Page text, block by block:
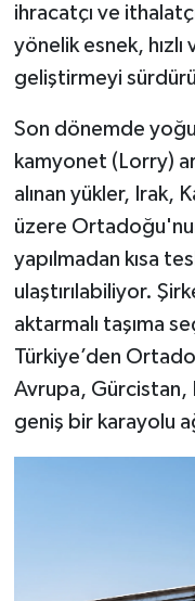
ihracatçı ve
yönelik esnek,
geliştirmeyi
Son dönemde
kamyonet (Lorry)
alınan yükler, Irak,
üzere
yapılmadan kısa
ulaştırılabiliyor.
aktarmalı taşıma
Türkiye’den
Avrupa, Gürcistan,
geniş bir karayolu